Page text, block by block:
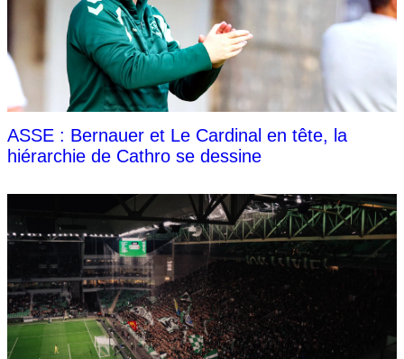
ASSE : Bernauer et Le Cardinal en tête, la
hiérarchie de Cathro se dessine